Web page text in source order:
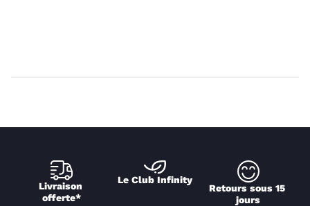
Livraison
offerte*
Le Club Infinity
Retours sous 15
jours